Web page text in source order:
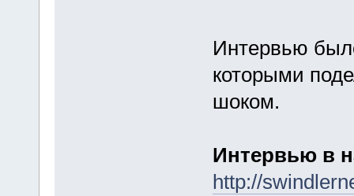
Интервью
которыми
шоком.
Интервью в
http://